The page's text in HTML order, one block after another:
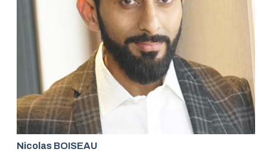
Nicolas BOISEAU